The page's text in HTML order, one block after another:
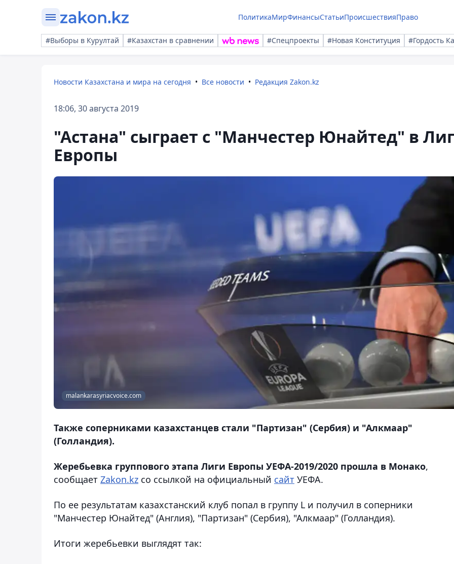
ПолитикаМирФинансыСтатьиПроисшествияПраво
#Выборы в Курултай #Казахстан в сравнении #Спецпроекты #Новая Конституция #Гордость
Новости Казахстана и мира на сегодня Все новости Редакция Zakon.kz
18:06, 30 августа 2019
"Астана" сыграет с "Манчестер Юнайтед" в
Европы
malankarasyriacvoice.com
Также соперниками казахстанцев стали "Партизан" (Сербия) и "Алкмаар"
(Голландия).
Жеребьевка группового этапа Лиги Европы УЕФА-2019/2020 прошла в Монако,
сообщает Zakon.kz со ссылкой на официальный сайт УЕФА.
По ее результатам казахстанский клуб попал в группу L и получил в соперники
"Манчестер Юнайтед" (Англия), "Партизан" (Сербия), "Алкмаар" (Голландия).
Итоги жеребьевки выглядят так: